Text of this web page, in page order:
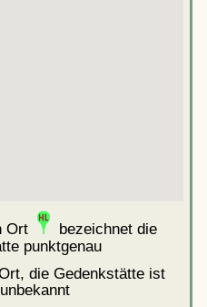
Ort
bezeichnet die
punktgenau
die Gedenkstätte ist